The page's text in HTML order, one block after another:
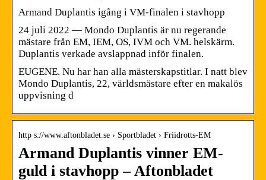
Armand Duplantis igång i VM-finalen i stavhopp
24 juli 2022 — Mondo Duplantis är nu regerande
mästare från EM, IEM, OS, IVM och VM. helskärm.
Duplantis verkade avslappnad inför finalen.
EUGENE. Nu har han alla mästerskapstitlar. I natt blev
Mondo Duplantis, 22, världsmästare efter en makalös
uppvisning d
http s://www.aftonbladet.se › Sportbladet › Friidrotts-EM
Armand Duplantis vinner EM-
guld i stavhopp – Aftonbladet